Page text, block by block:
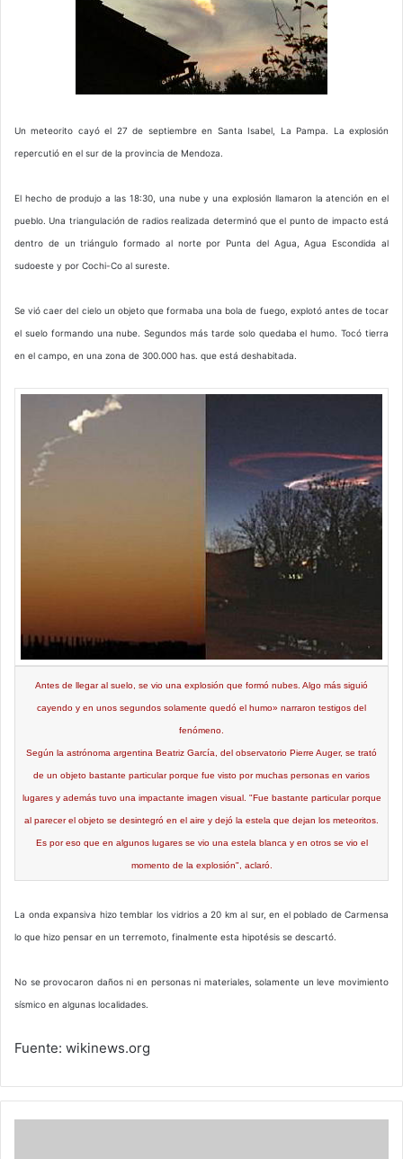
Un meteorito cayó el 27 de septiembre en Santa Isabel, La Pampa. La explosión
repercutió en el sur de la provincia de Mendoza.
El hecho de produjo a las 18:30, una nube y una explosión llamaron la atención en el
pueblo. Una triangulación de radios realizada determinó que el punto de impacto está
dentro de un triángulo formado al norte por Punta del Agua, Agua Escondida al
sudoeste y por Cochi-Co al sureste.
Se vió caer del cielo un objeto que formaba una bola de fuego, explotó antes de tocar
el suelo formando una nube. Segundos más tarde solo quedaba el humo. Tocó tierra
en el campo, en una zona de 300.000 has. que está deshabitada.
Antes de llegar al suelo, se vio una explosión que formó nubes. Algo más siguió
cayendo y en unos segundos solamente quedó el humo» narraron testigos del
fenómeno.
Según la astrónoma argentina Beatriz García, del observatorio Pierre Auger, se trató
de un objeto bastante particular porque fue visto por muchas personas en varios
lugares y además tuvo una impactante imagen visual. "Fue bastante particular porque
al parecer el objeto se desintegró en el aire y dejó la estela que dejan los meteoritos.
Es por eso que en algunos lugares se vio una estela blanca y en otros se vio el
momento de la explosión", aclaró.
La onda expansiva hizo temblar los vidrios a 20 km al sur, en el poblado de Carmensa
lo que hizo pensar en un terremoto, finalmente esta hipotésis se descartó.
No se provocaron daños ni en personas ni materiales, solamente un leve movimiento
sísmico en algunas localidades.
Fuente: wikinews.org